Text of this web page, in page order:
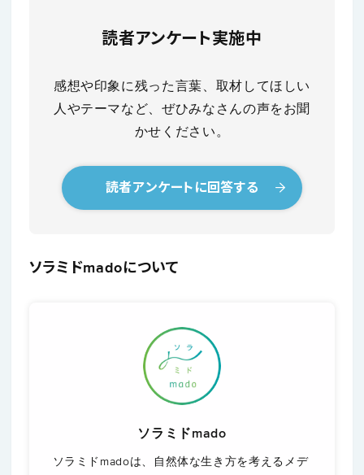
読者アンケート実施中
感想や印象に残った言葉、取材してほしい
人やテーマなど、ぜひみなさんの声をお聞
かせください。
読者アンケートに回答する
ソラミドmadoについて
ソラミドmado
ソラミドmadoは、自然体な生き方を考えるメデ